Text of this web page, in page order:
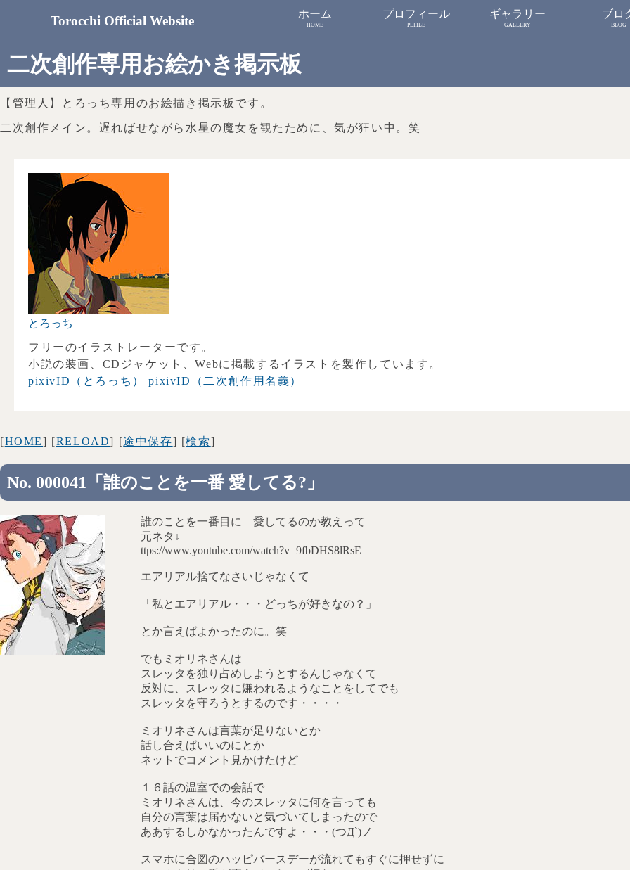
Torocchi Official Website ホーム
HOME
プロフィール
PLFILE
ギャラリー
GALLERY
ブロ
BLOG
二次創作専用お絵かき掲示板
【管理人】とろっち専用のお絵描き掲示板です。
二次創作メイン。遅ればせながら水星の魔女を観たために、気が狂い中。笑
とろっち
フリーのイラストレーターです。
小説の装画、CDジャケット、Webに掲載するイラストを製作しています。
pixivID（とろっち）
pixivID（二次創作用名義）
[HOME] [RELOAD] [途中保存] [検索]
No. 000041「誰のことを一番 愛してる?」
誰のことを一番目に 愛してるのか教えって
元ネタ↓
ttps://www.youtube.com/watch?v=9fbDHS8lRsE
エアリアル捨てなさいじゃなくて
「私とエアリアル・・・どっちが好きなの？」
とか言えばよかったのに。笑
でもミオリネさんは
スレッタを独り占めしようとするんじゃなくて
反対に、スレッタに嫌われるようなことをしてでも
スレッタを守ろうとするのです・・・・
ミオリネさんは言葉が足りないとか
話し合えばいいのにとか
ネットでコメント見かけたけど
１６話の温室での会話で
ミオリネさんは、今のスレッタに何を言っても
自分の言葉は届かないと気づいてしまったので
ああするしかなかったんですよ・・・(つД`)ノ
スマホに合図のハッピバースデーが流れてもすぐに押せずに